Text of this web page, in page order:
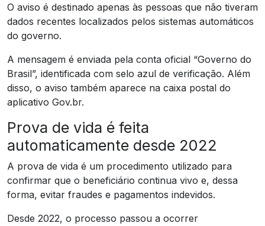
O aviso é destinado apenas às pessoas que não tiveram
dados recentes localizados pelos sistemas automáticos
do governo.
A mensagem é enviada pela conta oficial “Governo do
Brasil”, identificada com selo azul de verificação. Além
disso, o aviso também aparece na caixa postal do
aplicativo Gov.br.
Prova de vida é feita
automaticamente desde 2022
A prova de vida é um procedimento utilizado para
confirmar que o beneficiário continua vivo e, dessa
forma, evitar fraudes e pagamentos indevidos.
Desde 2022, o processo passou a ocorrer